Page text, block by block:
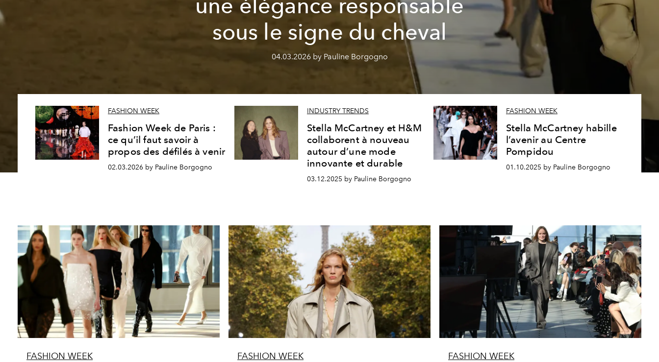
une élégance responsable
sous le signe du cheval
04.03.2026 by Pauline Borgogno
FASHION WEEK
Fashion Week de Paris :
ce qu’il faut savoir à
propos des défilés à venir
02.03.2026 by Pauline Borgogno
INDUSTRY TRENDS
Stella McCartney et H&M
collaborent à nouveau
autour d’une mode
innovante et durable
03.12.2025 by Pauline Borgogno
FASHION WEEK
Stella McCartney habille
l’avenir au Centre
Pompidou
01.10.2025 by Pauline Borgogno
FASHION WEEK FASHION WEEK FASHION WEEK